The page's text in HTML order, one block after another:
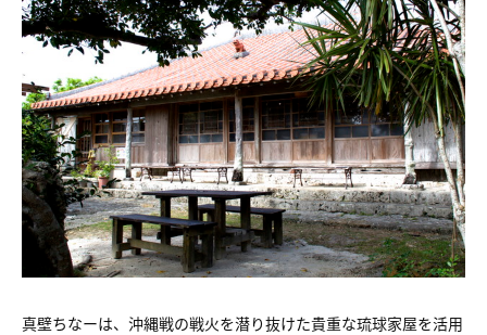
真壁ちなーは、沖縄戦の戦火を潜り抜けた貴重な琉球家屋を活用